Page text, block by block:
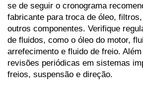
se de seguir o cronograma
fabricante para troca de óleo,
outros componentes. Verifique
de fluidos, como o óleo do motor,
arrefecimento e fluido de freio.
revisões periódicas em sistemas
freios, suspensão e direção.